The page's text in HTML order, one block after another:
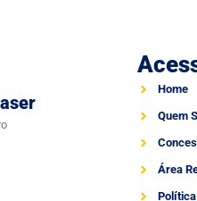
Home
Quem
Área